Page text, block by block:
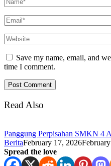
Save my name, email, and
time I comment.
Read Also
Panggung Perpisahan SMKN 4
BeritaFebruary 17, 2026
Spread the love